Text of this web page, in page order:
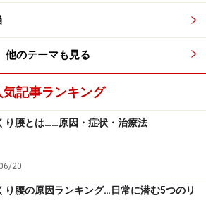
次のページへ
他のテーマも見る
気記事ランキング
り腰とは……原因・症状・治療法
20
り腰の原因ランキング…日常に潜む5つのリ